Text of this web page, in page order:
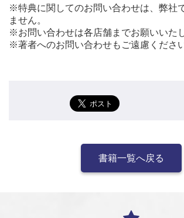
※特典に関してのお問い合わせは、弊社
ません。
※お問い合わせは各店舗までお願いいた
※著者へのお問い合わせもご遠慮ください
書籍一覧へ戻る